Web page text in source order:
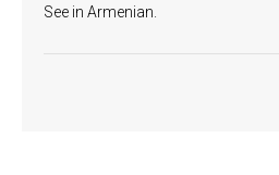
See in Armenian.